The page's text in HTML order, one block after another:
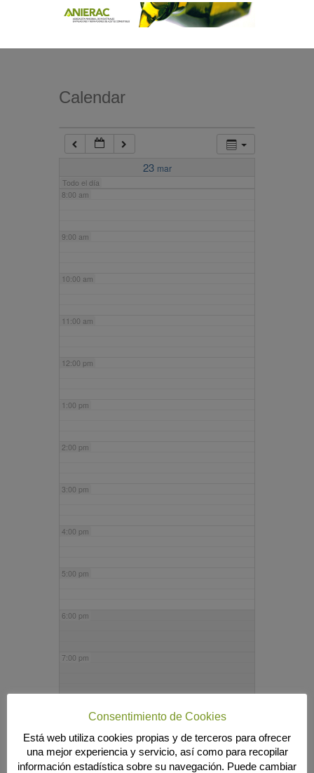
Calendar
23 mar
Todo el día
7:00 am
8:00 am
9:00 am
10:00 am
11:00 am
12:00 pm
1:00 pm
2:00 pm
3:00 pm
4:00 pm
5:00 pm
6:00 pm
7:00 pm
9:00 pm
Consentimiento de Cookies
Está web utiliza cookies propias y de terceros para ofrecer
una mejor experiencia y servicio, así como para recopilar
información estadística sobre su navegación. Puede cambiar